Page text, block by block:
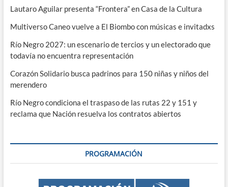
Lautaro Aguilar presenta “Frontera” en Casa de la Cultura
Multiverso Caneo vuelve a El Biombo con músicas e invitadxs
Río Negro 2027: un escenario de tercios y un electorado que
todavía no encuentra representación
Corazón Solidario busca padrinos para 150 niñas y niños del
merendero
Río Negro condiciona el traspaso de las rutas 22 y 151 y
reclama que Nación resuelva los contratos abiertos
PROGRAMACIÓN